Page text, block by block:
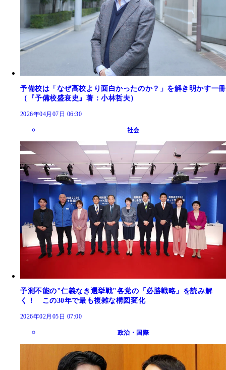
予備校は「なぜ高校より面白かったのか？」を解き明かす一冊
（『予備校盛衰史』著：小林哲夫）
2026年04月07日 06:30
社会
予測不能の"仁義なき選挙戦"各党の「必勝戦略」を読み解
く！ この30年で最も複雑な構図変化
2026年02月05日 07:00
政治・国際